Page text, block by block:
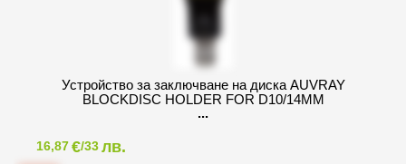
Устройство за заключване на диска AUVRAY
BLOCKDISC HOLDER FOR D10/14MM
16,87€/33лв.